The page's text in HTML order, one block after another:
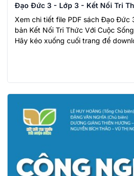
Đạo Đức 3 - Lớp 3 - Kết Nối Tri
Xem chi tiết file PDF sách Đạo Đức
bản Kết Nối Tri Thức Với Cuộc Sống
Hãy kéo xuống cuối trang để